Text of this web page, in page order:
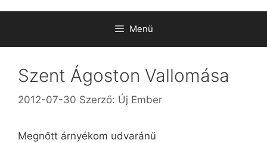
Menü
Szent Ágoston Vallomása
2012-07-30 Szerző: Új Ember
Megnőtt árnyékom udvaránű